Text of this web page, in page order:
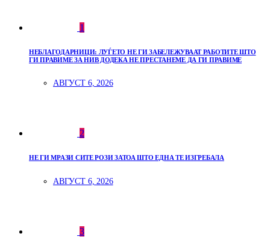
1
НЕБЛАГОДАРНИЦИ: ЛУЃЕТО НЕ ГИ ЗАБЕЛЕЖУВААТ РАБОТИТЕ ШТО
ГИ ПРАВИМЕ ЗА НИВ ДОДЕКА НЕ ПРЕСТАНЕМЕ ДА ГИ ПРАВИМЕ
АВГУСТ 6, 2026
2
НЕ ГИ МРАЗИ СИТЕ РОЗИ ЗАТОА ШТО ЕДНА ТЕ ИЗГРЕБАЛА
АВГУСТ 6, 2026
3